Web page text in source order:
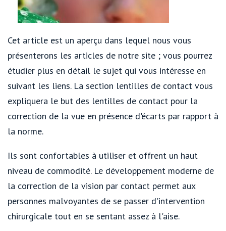
Cet article est un aperçu dans lequel nous vous
présenterons les articles de notre site ; vous pourrez
étudier plus en détail le sujet qui vous intéresse en
suivant les liens. La section lentilles de contact vous
expliquera le but des lentilles de contact pour la
correction de la vue en présence d'écarts par rapport à
la norme.
Ils sont confortables à utiliser et offrent un haut
niveau de commodité. Le développement moderne de
la correction de la vision par contact permet aux
personnes malvoyantes de se passer d'intervention
chirurgicale tout en se sentant assez à l'aise.